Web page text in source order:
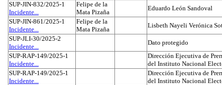
SUP-JIN-832/2025-1
Incidente...
Felipe de la
Mata Pizaña
Eduardo León Sandoval
SUP-JIN-861/2025-1
Incidente...
Felipe de la
Mata Pizaña
Lisbeth Nayeli Verónica
SUP-JLI-30/2025-2
Incidente...
Dato protegido
SUP-RAP-149/2025-1
Incidente...
Dirección Ejecutiva de
del Instituto Nacional
SUP-RAP-149/2025-1
Incidente...
Dirección Ejecutiva de
del Instituto Nacional